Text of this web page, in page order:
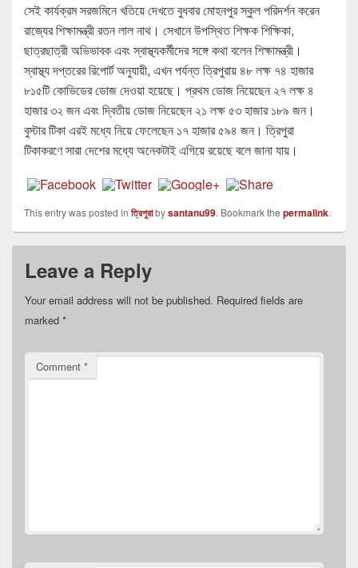
সেই কার্যক্রম সরজমিনে খতিয়ে দেখতে বুধবার মোহনপুর স্কুল পরিদর্শন করেন
রাজ্যের শিক্ষামন্ত্রী রতন লাল নাথ। সেখানে উপস্থিত শিক্ষক শিক্ষিকা,
ছাত্রছাত্রী অভিভাবক এবং স্বাস্থ্যকর্মীদের সঙ্গে কথা বলেন শিক্ষামন্ত্রী।
স্বাস্থ্য দপ্তরের রিপোর্ট অনুযায়ী, এখন পর্যন্ত ত্রিপুরায় ৪৮ লক্ষ ৭৪ হাজার
৮১৫টি কোভিডের ডোজ দেওয়া হয়েছে। প্রথম ডোজ নিয়েছেন ২৭ লক্ষ ৪
হাজার ৩২ জন এবং দ্বিতীয় ডোজ নিয়েছেন ২১ লক্ষ ৫৩ হাজার ১৮৯ জন।
বুস্টার টিকা এরই মধ্যে নিয়ে ফেলেছেন ১৭ হাজার ৫৯৪ জন। ত্রিপুরা
টিকাকরণে সারা দেশের মধ্যে অনেকটাই এগিয়ে রয়েছে বলে জানা যায়।
This entry was posted in ত্রিপুরাbysantanu99. Bookmark the permalink.
Leave a Reply
Your email address will not be published. Required fields are
marked *
Comment *